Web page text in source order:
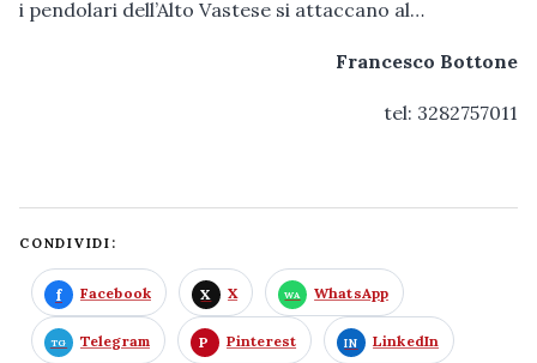
i pendolari dell’Alto Vastese si attaccano al…
Francesco Bottone
tel: 3282757011
CONDIVIDI:
Facebook X WhatsApp
Telegram Pinterest LinkedIn